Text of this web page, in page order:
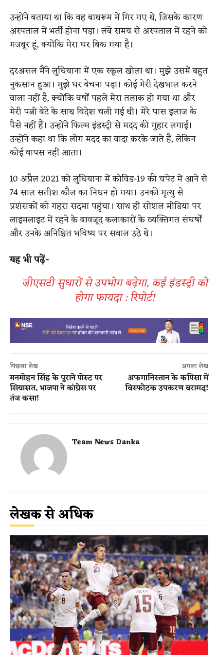
उन्होंने बताया था कि वह बाथरूम में गिर गए थे, जिसके कारण
अस्पताल में भर्ती होना पड़ा। लंबे समय से अस्पताल में रहने को
मजबूर हूं, क्योंकि मेरा घर बिक गया है।
दरअसल मैंने लुधियाना में एक स्कूल खोला था। मुझे उसमें बहुत
नुकसान हुआ। मुझे घर बेचना पड़ा। कोई मेरी देखभाल करने
वाला नहीं है, क्योंकि वर्षों पहले मेरा तलाक हो गया था और
मेरी पत्नी बेटे के साथ विदेश चली गई थी। मेरे पास इलाज के
पैसे नहीं हैं। उन्होंने फिल्म इंडस्ट्री से मदद की गुहार लगाई।
उन्होंने कहा था कि लोग मदद का वादा करके जाते हैं, लेकिन
कोई वापस नहीं आता।
10 अप्रैल 2021 को लुधियाना में कोविड-19 की चपेट में आने से
74 साल सतीश कौल का निधन हो गया। उनकी मृत्यु से
प्रशंसकों को गहरा सदमा पहुंचा। साथ ही सोशल मीडिया पर
लाइमलाइट में रहने के बावजूद कलाकारों के व्यक्तिगत संघर्षों
और उनके अनिश्चित भविष्य पर सवाल उठे थे।
यह भी पढ़ें-
जीएसटी सुधारों से उपभोग बढ़ेगा, कई इंडस्ट्री को
होगा फायदा : रिपोर्ट!
पिछला लेख
मनमोहन सिंह के पुराने पोस्ट पर
सियासत, भाजपा ने कांग्रेस पर
तंज कसा!
अगला लेख
अफगानिस्तान के कपिसा में
विस्फोटक उपकरण बरामद!
Team News Danka
लेखक से अधिक